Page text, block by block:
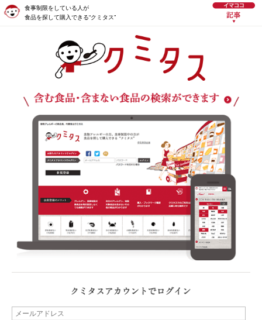
食事制限をしている人が
食品を探して購入できる“クミタス”